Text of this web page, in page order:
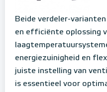
Beide verdeler-
en efficiënte oplossing
energiezuinigheid en
juiste instelling van
is essentieel voor